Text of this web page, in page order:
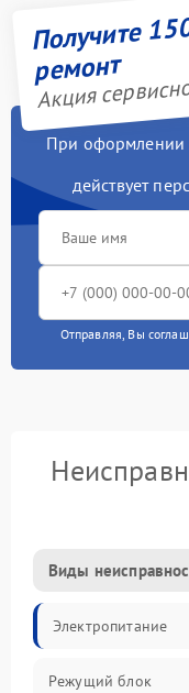
Получите
ремонт
Акция
При оформлении
действует
Отправляя, Вы
Виды
Электропитание
Режущий блок